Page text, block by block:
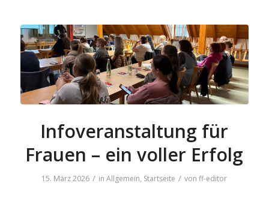
Infoveranstaltung für
Frauen – ein voller Erfolg
15. März 2026 / inAllgemein, Startseite / vonff-editor